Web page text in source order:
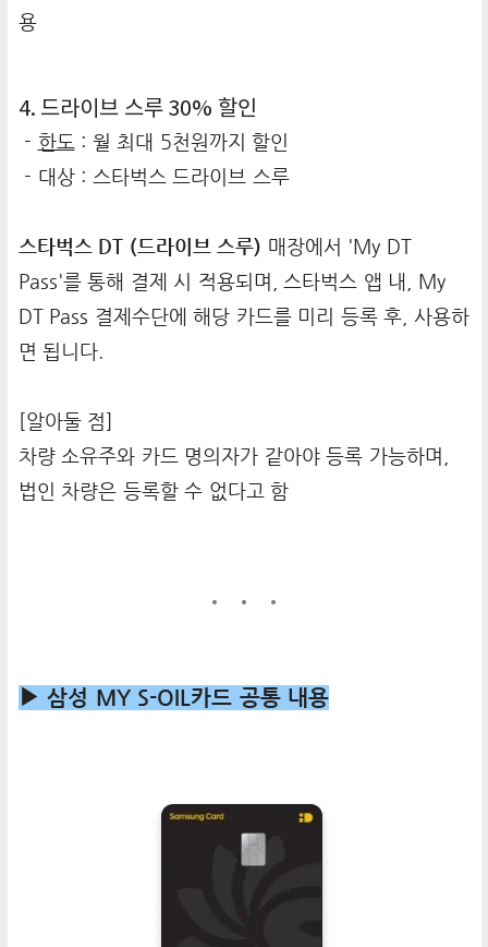
용
4. 드라이브 스루 30% 할인
- 한도: 월 최대 5천원까지 할인
- 대상 : 스타벅스 드라이브 스루
스타벅스 DT (드라이브 스루) 매장에서 'My DT
Pass'를 통해 결제 시 적용되며, 스타벅스 앱 내, My
DT Pass 결제수단에 해당 카드를 미리 등록 후, 사용하
면 됩니다.
[알아둘 점]
차량 소유주와 카드 명의자가 같아야 등록 가능하며,
법인 차량은 등록할 수 없다고 함
▶ 삼성 MY S-OIL카드 공통 내용